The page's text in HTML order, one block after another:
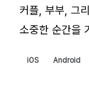
커플, 부부, 그
소중한 순간을
iOS Android